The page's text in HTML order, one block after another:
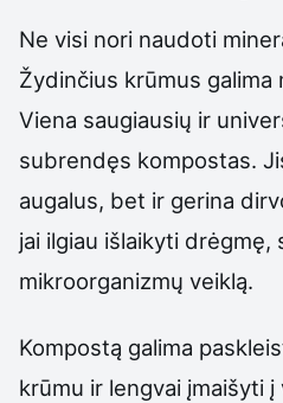
Ne visi nori naudoti
Žydinčius krūmus galima
Viena saugiausių ir
subrendęs kompostas.
augalus, bet ir gerina
jai ilgiau išlaikyti drėgmę,
mikroorganizmų veiklą.
Kompostą galima
krūmu ir lengvai įmaišyti